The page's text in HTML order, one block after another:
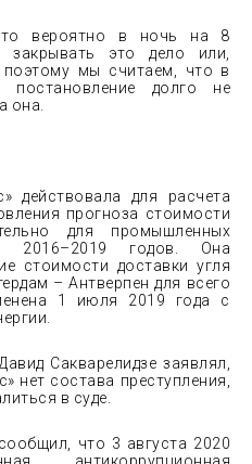
вероятно в ночь на 8
закрывать это дело или,
мы считаем, что в
долго не
она.
действовала для расчета
прогноза стоимости
для промышленных
2016–2019 годов. Она
стоимости доставки угля
– Антверпен для всего
1 июля 2019 года с
Сакварелидзе заявлял,
нет состава преступления,
в суде.
что 3 августа 2020